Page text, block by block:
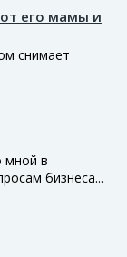
его мамы и
снимает
мной в
бизнеса...